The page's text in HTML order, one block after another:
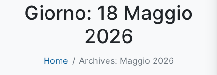
Giorno: 18 Maggio
2026
Home Archives: Maggio 2026